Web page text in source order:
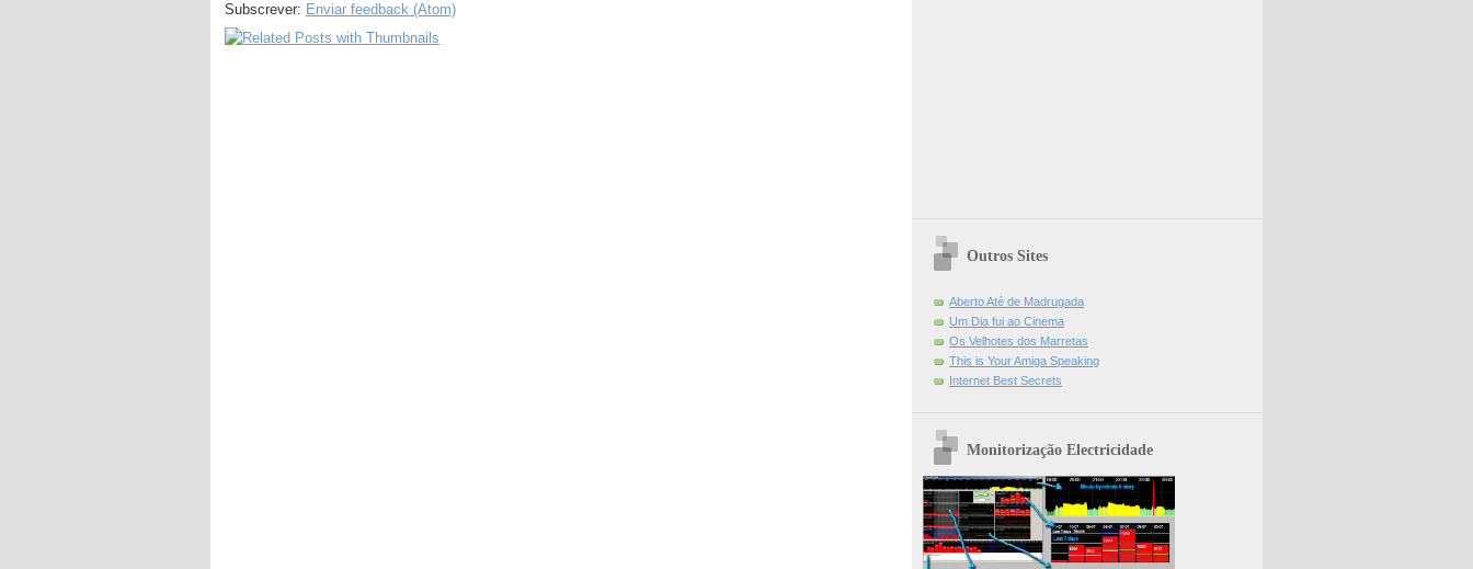
Subscrever: Enviar feedback (Atom)
Outros Sites
Aberto Até de Madrugada
Um Dia fui ao Cinema
Os Velhotes dos Marretas
This is Your Amiga Speaking
Internet Best Secrets
Monitorização Electricidade